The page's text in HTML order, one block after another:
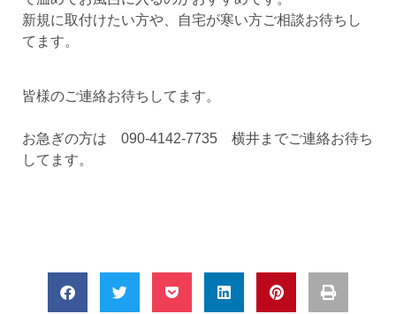
新規に取付けたい方や、自宅が寒い方ご相談お待ちし
てます。
皆様のご連絡お待ちしてます。
お急ぎの方は 090-4142-7735 横井までご連絡お待ち
してます。